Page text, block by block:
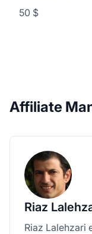
50 $
Affiliate
Riaz
Riaz Lalehzari